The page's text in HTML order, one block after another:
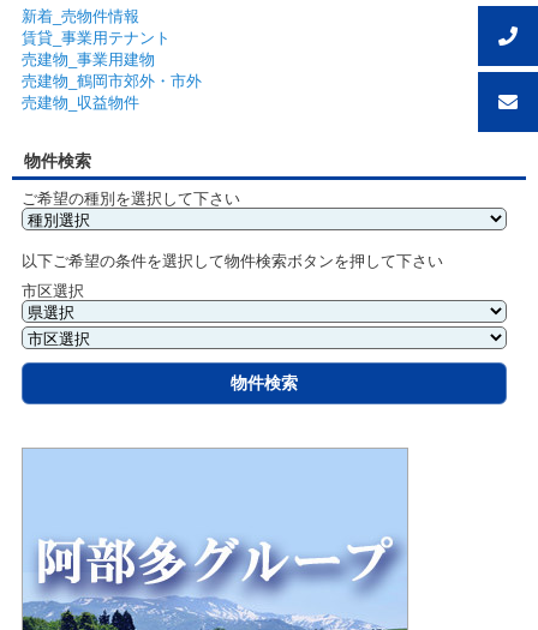
新着_売物件情報
賃貸_事業用テナント
売建物_事業用建物
売建物_鶴岡市郊外・市外
売建物_収益物件
物件検索
ご希望の種別を選択して下さい
以下ご希望の条件を選択して物件検索ボタンを押して下さい
市区選択